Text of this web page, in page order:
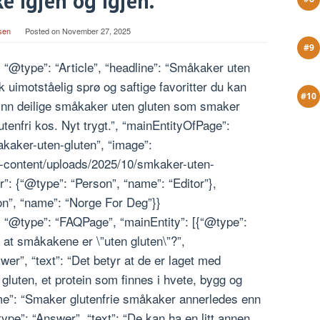
Posted onNovember 27, 2025
“Article”, “headline”: “Småkaker uten
uimotståelig sprø og saftige favoritter du kan
deilige småkaker uten gluten som smaker
kos. Nyt trygt.”, “mainEntityOfPage”:
uten-gluten”, “image”:
uploads/2025/10/smkaker-uten-
{“@type”: “Person”, “name”: “Editor”},
“name”: “Norge For Deg”}}
“FAQPage”, “mainEntity”: [{“@type”:
småkakene er \”uten gluten\”?”,
“text”: “Det betyr at de er laget med
et protein som finnes i hvete, bygg og
“Smaker glutenfrie småkaker annerledes enn